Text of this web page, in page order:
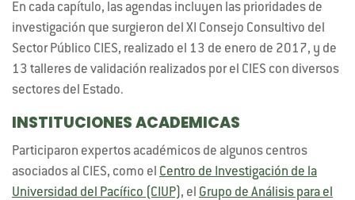
En cada capítulo, las agendas incluyen las prioridades de
investigación que surgieron del XI Consejo Consultivo del
Sector Público CIES, realizado el 13 de enero de 2017, y de
13 talleres de validación realizados por el CIES con diversos
sectores del Estado.
INSTITUCIONES ACADEMICAS
Participaron expertos académicos de algunos centros
asociados al CIES, como el Centro de Investigación de la
Universidad del Pacífico (CIUP) , el Grupo de Análisis para el